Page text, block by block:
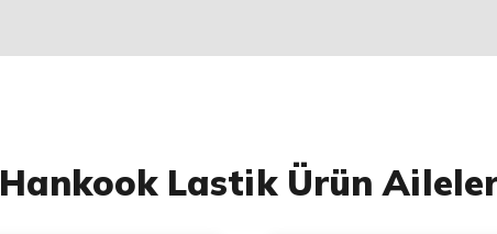
Hankook Lastik Ürün